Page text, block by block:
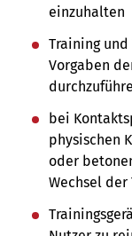
einzuhalten
Training
Vorgaben
bei
physischen
oder
Wechsel